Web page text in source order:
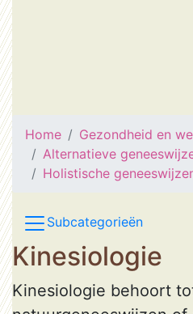
Home
Gezondheid en
Alternatieve
Holistische
Subcategorieën
Kinesiologie
Kinesiologie behoort